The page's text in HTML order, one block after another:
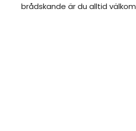
brådskande är du alltid